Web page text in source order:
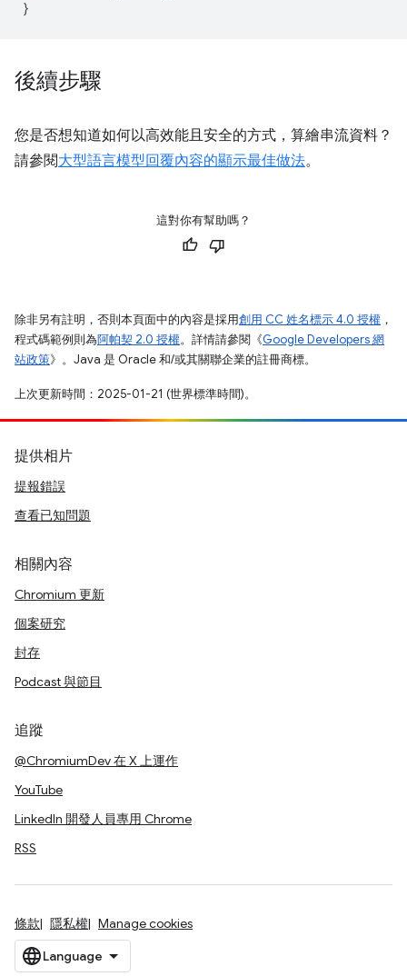
}
後續步驟
您是否想知道如何以高效能且安全的方式，算繪串流資料？
請參閱大型語言模型回覆內容的顯示最佳做法。
這對你有幫助嗎？
除非另有註明，否則本頁面中的內容是採用創用 CC 姓名標示 4.0 授權 ，
程式碼範例則為阿帕契 2.0 授權。詳情請參閱《Google Developers 網
站政策》。Java 是 Oracle 和/或其關聯企業的註冊商標。
上次更新時間：2025-01-21 (世界標準時間)。
提供相片
提報錯誤
查看已知問題
相關內容
Chromium 更新
個案研究
封存
Podcast 與節目
追蹤
@ChromiumDev 在 X 上運作
YouTube
LinkedIn 開發人員專用 Chrome
RSS
條款 隱私權 Manage cookies